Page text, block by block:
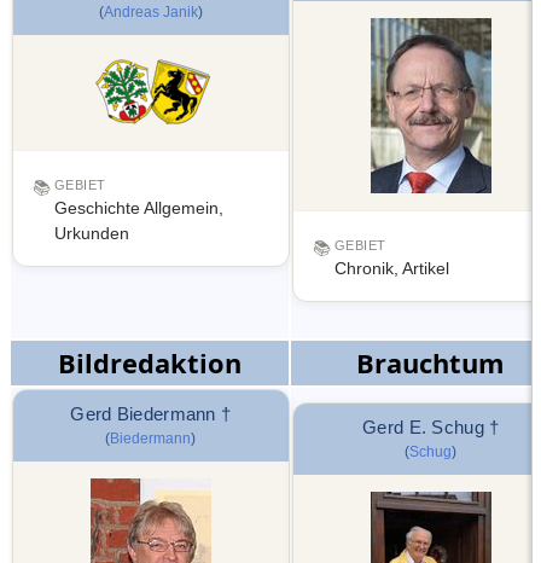
(Andreas Janik)
📚 GEBIET
Geschichte Allgemein,
Urkunden
📚 GEBIET
Chronik, Artikel
Bildredaktion Brauchtum
Gerd Biedermann †
(Biedermann)
Gerd E. Schug †
(Schug)